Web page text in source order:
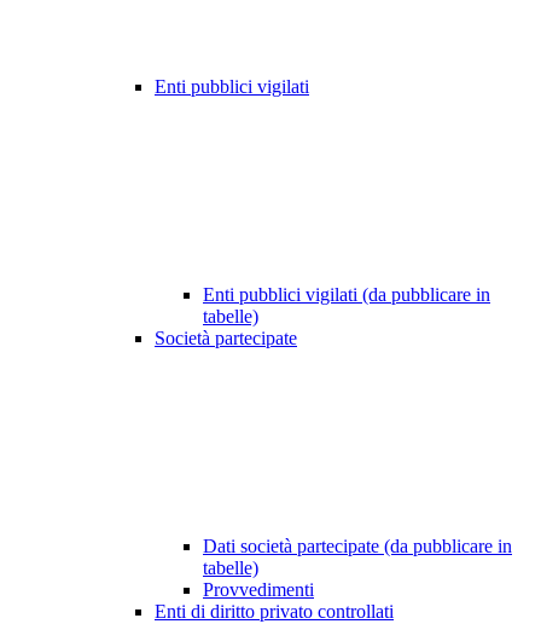
Enti pubblici vigilati
Enti pubblici vigilati (da pubblicare in
tabelle)
Società partecipate
Dati società partecipate (da pubblicare in
tabelle)
Provvedimenti
Enti di diritto privato controllati